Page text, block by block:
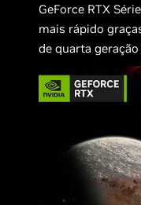
GeForce RTX
mais rápido
de quarta